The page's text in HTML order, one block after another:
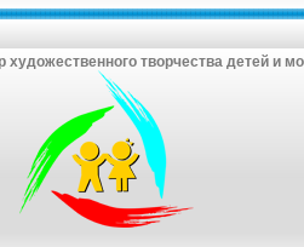
художественного творчества детей и